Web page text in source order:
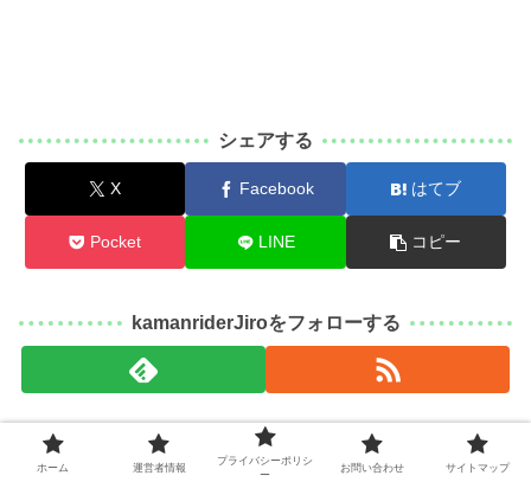
シェアする
X Facebook はてブ
Pocket LINE コピー
kamanriderJiroをフォローする
kamanriderJiro
ホーム 運営者情報
プライバシーポリシ
ー
お問い合わせ サイトマップ